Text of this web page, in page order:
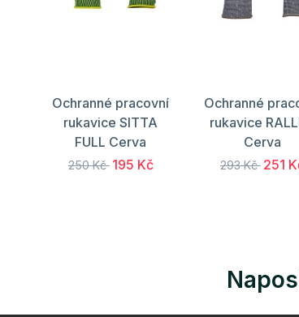
Ochranné pracovní
rukavice SITTA
FULL Cerva
250 Kč 195 Kč
Ochranné
rukavice
Cerva
293 Kč 251